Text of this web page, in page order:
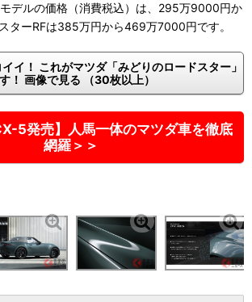
デルの価格（消費税込）は、295万9000円か
ターRFは385万円から469万7000円です。
イ！ これがマツダ「みどりのロードスター」
！ 画像で見る （30枚以上）
5発売】人馬一体のマツダ車を徹底
網羅＞＞